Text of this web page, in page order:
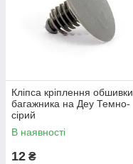
Кліпса кріплення обшивки
багажника на Деу Темно-
сірий
В наявності
12 ₴